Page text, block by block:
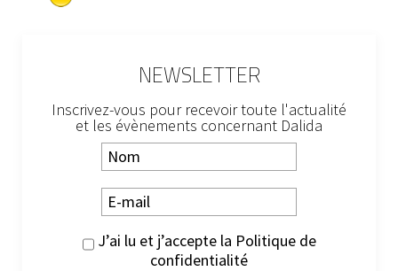
NEWSLETTER
Inscrivez-vous pour recevoir toute l'actualité
et les évènements concernant Dalida
J’ai lu et j’accepte la Politique de
confidentialité